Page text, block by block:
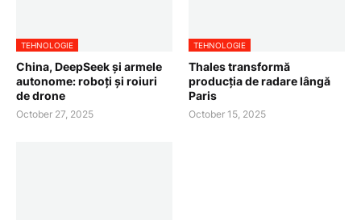
TEHNOLOGIE
China, DeepSeek și armele
autonome: roboți și roiuri
de drone
October 27, 2025
TEHNOLOGIE
Thales transformă
producția de radare lângă
Paris
October 15, 2025